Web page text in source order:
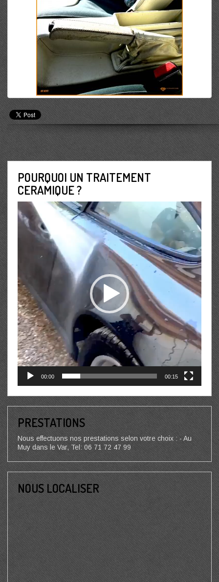
POURQUOI UN TRAITEMENT
CERAMIQUE ?
Lecteur
vidéo
00:00 00:15
PRESTATIONS
Nous effectuons nos prestations selon votre choix : - Au
Muy dans le Var, Tel: 06 71 72 47 99
NOUS LOCALISER